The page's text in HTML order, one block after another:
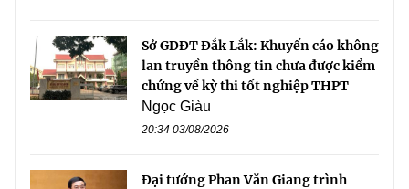
Sở GDĐT Đắk Lắk: Khuyến cáo không
lan truyền thông tin chưa được kiểm
chứng về kỳ thi tốt nghiệp THPT
Ngọc Giàu
20:34 03/08/2026
Đại tướng Phan Văn Giang trình